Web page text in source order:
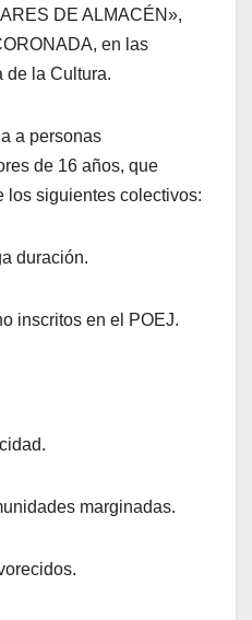
DE ALMACÉN»,
en las
de la Cultura.
a personas
de 16 años, que
los siguientes colectivos:
duración.
inscritos en el POEJ.
marginadas.